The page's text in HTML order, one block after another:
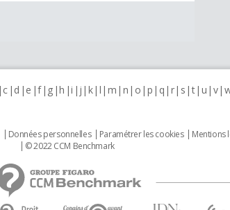
c d e f g h i j k l m n o p q r s t u v
Données personnelles Paramétrer les cookies Mentions
© 2022 CCM Benchmark